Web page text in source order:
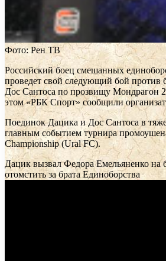
Фото: Рен ТВ
Российский боец смешанных
проведет свой следующий бой против
Дос Сантоса по прозвищу Мондрагон
этом «РБК Спорт» сообщили
Поединок Дацика и Дос Сантоса в
главным событием турнира
Championship (Ural FC).
Дацик вызвал Федора Емельяненко на
отомстить за братаЕдиноборства